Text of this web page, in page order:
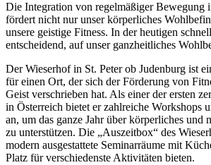
Die Integration von regelmäßiger Bewegung
fördert nicht nur unser körperliches
unsere geistige Fitness. In der heutigen
entscheidend, auf unser ganzheitliches
Der Wieserhof in St. Peter ob Judenburg ist
für einen Ort, der sich der Förderung von
Geist verschrieben hat. Als einer der ersten
in Österreich bietet er zahlreiche Workshops
an, um das ganze Jahr über körperliches und
zu unterstützen. Die „Auszeitbox“ des
modern ausgestattete Seminarräume mit
Platz für verschiedenste Aktivitäten bieten.